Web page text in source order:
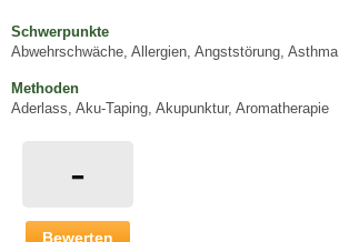
Schwerpunkte
Abwehrschwäche, Allergien, Angststörung, Asthma
Methoden
Aderlass, Aku-Taping, Akupunktur, Aromatherapie
-
Bewerten